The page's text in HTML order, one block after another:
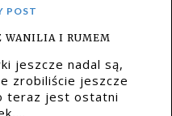
POST
WANILIA I RUMEM
jeszcze nadal są,
zrobiliście jeszcze
teraz jest ostatni